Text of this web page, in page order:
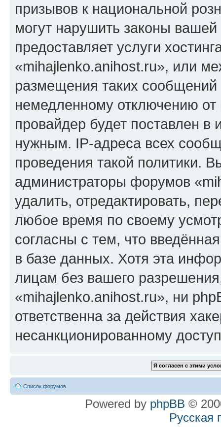
призывов к национальной
могут нарушить законы
предоставляет услуги
«mihajlenko.anihost.ru», или
размещения таких
немедленному отключению
провайдер будет поставлен в
нужным. IP-адреса всех
проведения такой политики.
администраторы форумов
удалить, отредактировать,
любое время по своему
согласны с тем, что
в базе данных. Хотя эта
лицам без вашего
«mihajlenko.anihost.ru», ни
ответственна за действия
несанкционированному
Список форумов
Powered by phpBB ©
Русская